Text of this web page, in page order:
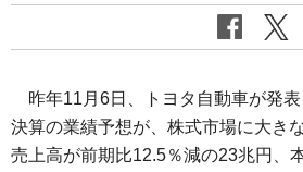
昨年11月6日、トヨタ自動車が発
決算の業績予想が、株式市場に大き
売上高が前期比12.5％減の23兆円、